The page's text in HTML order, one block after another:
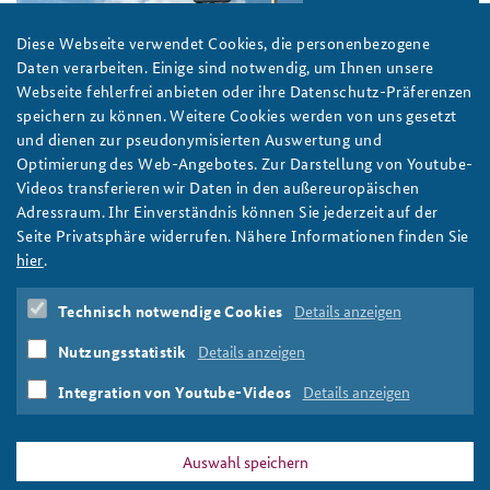
Diese Webseite verwendet Cookies, die personenbezogene
Daten verarbeiten. Einige sind notwendig, um Ihnen unsere
Webseite fehlerfrei anbieten oder ihre Datenschutz-Präferenzen
speichern zu können. Weitere Cookies werden von uns gesetzt
und dienen zur pseudonymisierten Auswertung und
Optimierung des Web-Angebotes. Zur Darstellung von Youtube-
Videos transferieren wir Daten in den außereuropäischen
Adressraum. Ihr Einverständnis können Sie jederzeit auf der
Seite Privatsphäre widerrufen. Nähere Informationen finden Sie
hier.
Technisch notwendige Cookies Details anzeigen
Nutzungsstatistik Details anzeigen
Integration von Youtube-Videos Details anzeigen
Auswahl speichern